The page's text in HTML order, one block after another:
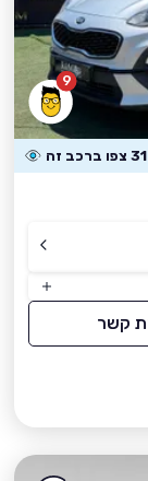
9
31 צפו ברכב זה
קשר